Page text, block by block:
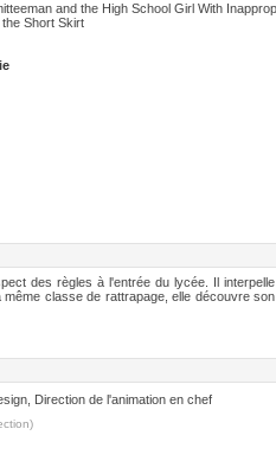
and the High School Girl With
Short Skirt
des règles à l'entrée du lycée. Il
classe de rattrapage, elle découvre
Direction de l'animation en chef